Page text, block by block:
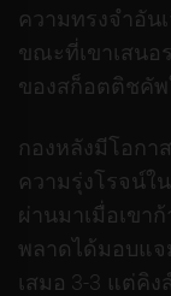
ความทรงจําอัน
ขณะที่เขาเสนอ
ของสก็อตติชคัพ
กองหลังมีโอกา
ความรุ่งโรจน์ใ
ผ่านมาเมื่อเขา
พลาดได้มอบแจ
เสมอ 3-3 แต่คิ